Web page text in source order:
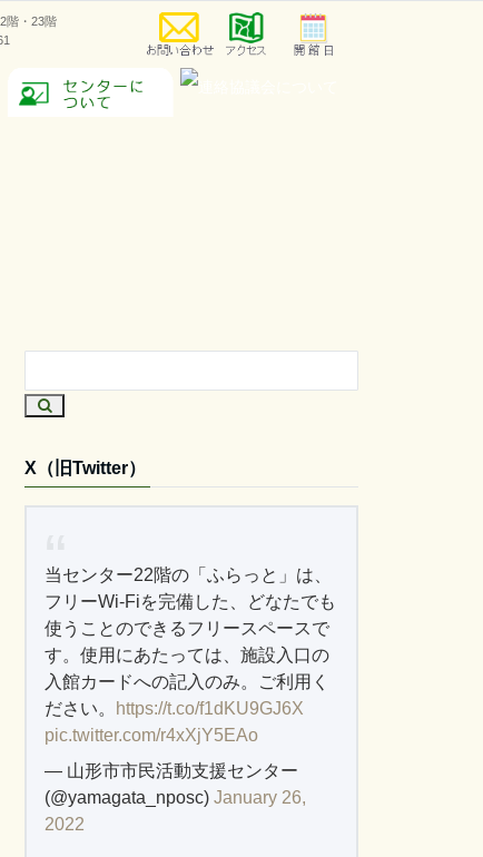
階・23階
X（旧Twitter）
当センター22階の「ふらっと」は、
フリーWi-Fiを完備した、どなたでも
使うことのできるフリースペースで
す。使用にあたっては、施設入口の
入館カードへの記入のみ。ご利用く
ださい。
https://t.co/f1dKU9GJ6X
pic.twitter.com/r4xXjY5EAo
— 山形市市民活動支援センター
(@yamagata_nposc) January 26,
2022